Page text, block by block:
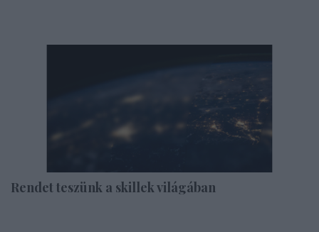
Rendet teszünk a skillek világában